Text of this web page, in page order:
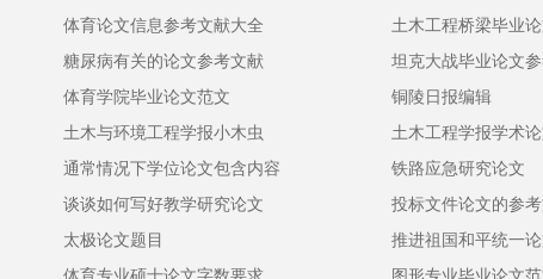
体育论文信息参考文献大全
土木工程桥梁毕业
糖尿病有关的论文参考文献
坦克大战毕业论文
体育学院毕业论文范文
铜陵日报编辑
土木与环境工程学报小木虫
土木工程学报学术
通常情况下学位论文包含内容
铁路应急研究论文
谈谈如何写好教学研究论文
投标文件论文的参
太极论文题目
推进祖国和平统一论